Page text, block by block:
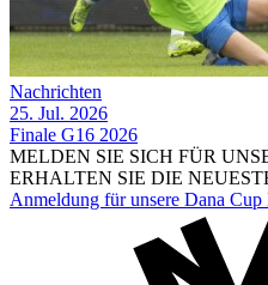
Nachrichten
25. Jul. 2026
Finale G16 2026
MELDEN SIE SICH FÜR
ERHALTEN SIE DIE
Anmeldung für unsere Dana Cup